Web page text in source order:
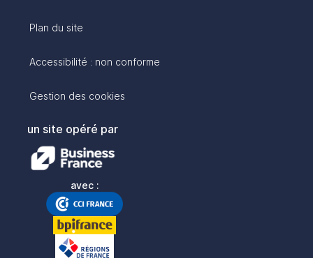
Plan du site
Accessibilité : non conforme
Gestion des cookies
un site opéré par
avec :